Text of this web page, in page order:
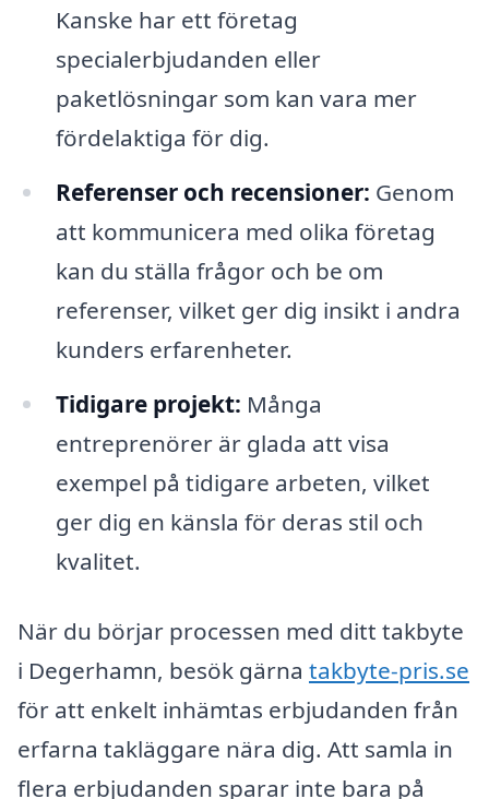
Kanske har ett företag
specialerbjudanden eller
paketlösningar som kan vara mer
fördelaktiga för dig.
Referenser och recensioner: Genom
att kommunicera med olika företag
kan du ställa frågor och be om
referenser, vilket ger dig insikt i andra
kunders erfarenheter.
Tidigare projekt: Många
entreprenörer är glada att visa
exempel på tidigare arbeten, vilket
ger dig en känsla för deras stil och
kvalitet.
När du börjar processen med ditt takbyte
i Degerhamn, besök gärna takbyte-pris.se
för att enkelt inhämtas erbjudanden från
erfarna takläggare nära dig. Att samla in
flera erbjudanden sparar inte bara på